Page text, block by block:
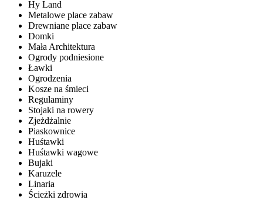
Hy Land
Metalowe place zabaw
Drewniane place zabaw
Domki
Mała Architektura
Ogrody podniesione
Ławki
Ogrodzenia
Kosze na śmieci
Regulaminy
Stojaki na rowery
Zjeżdżalnie
Piaskownice
Huśtawki
Huśtawki wagowe
Bujaki
Karuzele
Linaria
Ścieżki zdrowia